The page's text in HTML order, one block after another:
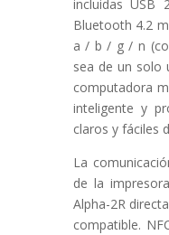
incluidas USB
Bluetooth 4.2
a / b / g / n
sea de un solo
computadora
inteligente y
claros y fáciles
La
de la
Alpha-2R
compatible.